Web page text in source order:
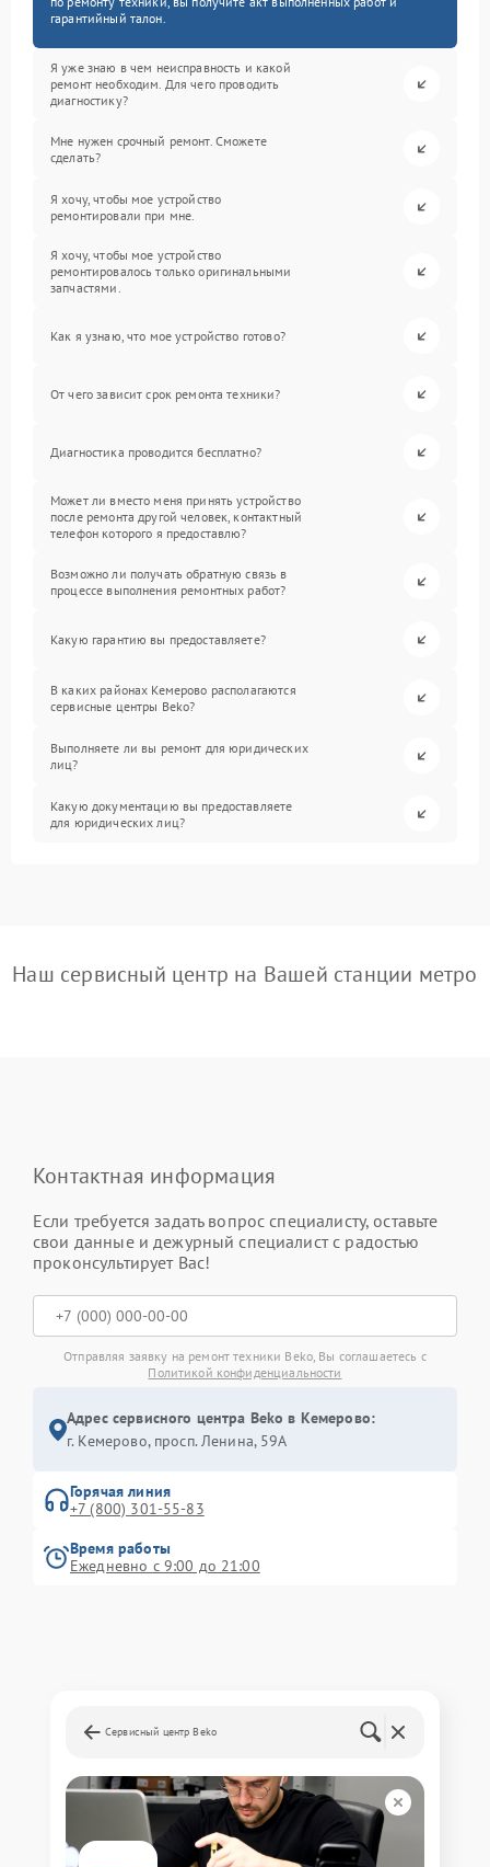
гарантийный талон.
Я уже знаю в чем неисправность и какой
ремонт необходим. Для чего проводить
диагностику?
Мне нужен срочный ремонт. Сможете
сделать?
Я хочу, чтобы мое устройство
ремонтировали при мне.
Я хочу, чтобы мое устройство
ремонтировалось только оригинальными
запчастями.
Как я узнаю, что мое устройство готово?
От чего зависит срок ремонта техники?
Диагностика проводится бесплатно?
Может ли вместо меня принять устройство
после ремонта другой человек, контактный
телефон которого я предоставлю?
Возможно ли получать обратную связь в
процессе выполнения ремонтных работ?
Какую гарантию вы предоставляете?
В каких районах Кемерово располагаются
сервисные центры Beko?
Выполняете ли вы ремонт для юридических
лиц?
Какую документацию вы предоставляете
для юридических лиц?
Наш сервисный центр на Вашей станции метро
Контактная информация
Если требуется задать вопрос специалисту, оставьте
свои данные и дежурный специалист с радостью
проконсультирует Вас!
Отправляя заявку на ремонт техники Beko, Вы соглашаетесь с
Политикой конфиденциальности
Адрес сервисного центра Beko в Кемерово:
г. Кемерово, просп. Ленина, 59А
Горячая линия
+7 (800) 301-55-83
Время работы
Ежедневно с 9:00 до 21:00
Сервисный центр Beko